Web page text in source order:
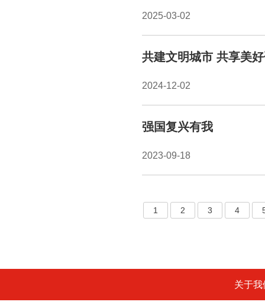
2025-03-02
共建文明城市 共享美
2024-12-02
强国复兴有我
2023-09-18
1 2 3 4
关于我